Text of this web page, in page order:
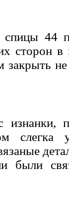
44
сторон
изнанки,
были